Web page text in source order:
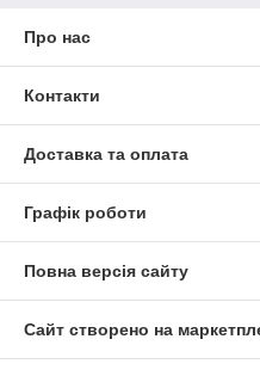
Про нас
Контакти
Доставка та оплата
Графік роботи
Повна версія сайту
Сайт створено на